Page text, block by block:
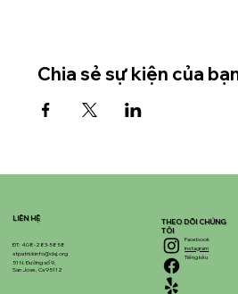
Chia sẻ sự kiện của
LIÊN HỆ
ĐT: 408-283-5858
stpatrickinfo@dsj.org
51 N. Đường số 9,
San Jose, Ca 95112
Facebook
Instagram
Tiếng kêu
THEO DÕI CHÚNG
TÔI